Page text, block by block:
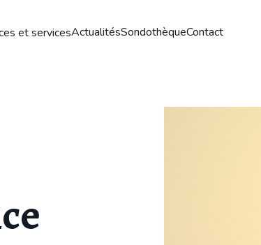
et servicesActualitésSondothèqueContact